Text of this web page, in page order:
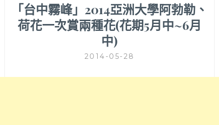
「台中霧峰」2014亞洲大學阿勃勒、
荷花一次賞兩種花(花期5月中~6月
中)
2014-05-28